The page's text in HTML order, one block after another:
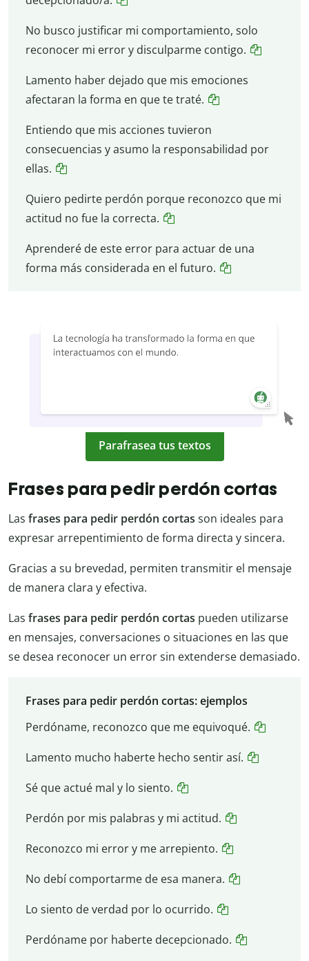
No busco justificar mi comportamiento, solo
reconocer mi error y disculparme contigo.
Lamento haber dejado que mis emociones
afectaran la forma en que te traté.
Entiendo que mis acciones tuvieron
consecuencias y asumo la responsabilidad por
ellas.
Quiero pedirte perdón porque reconozco que mi
actitud no fue la correcta.
Aprenderé de este error para actuar de una
forma más considerada en el futuro.
Parafrasea tus textos
Frases para pedir perdón cortas
Las frases para pedir perdón cortas son ideales para
expresar arrepentimiento de forma directa y sincera.
Gracias a su brevedad, permiten transmitir el mensaje
de manera clara y efectiva.
Las frases para pedir perdón cortas pueden utilizarse
en mensajes, conversaciones o situaciones en las que
se desea reconocer un error sin extenderse demasiado.
Frases para pedir perdón cortas: ejemplos
Perdóname, reconozco que me equivoqué.
Lamento mucho haberte hecho sentir así.
Sé que actué mal y lo siento.
Perdón por mis palabras y mi actitud.
Reconozco mi error y me arrepiento.
No debí comportarme de esa manera.
Lo siento de verdad por lo ocurrido.
Perdóname por haberte decepcionado.